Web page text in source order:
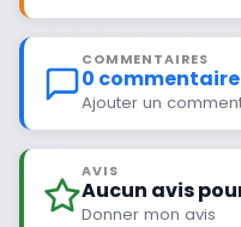
COMMENTAIRES
0 commentaire
Ajouter un
AVIS
Aucun avis
Donner mon avis